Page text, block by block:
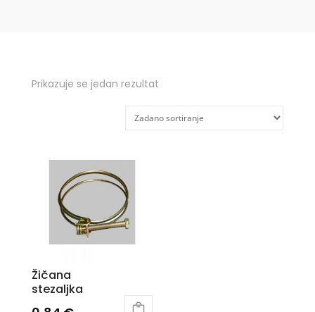
Prikazuje se jedan rezultat
Žičana
stezaljka